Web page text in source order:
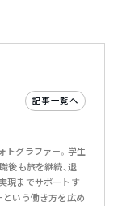
記事一覧へ
トグラファー。学生
後も旅を継続、退
現までサポートす
という働き方を広め